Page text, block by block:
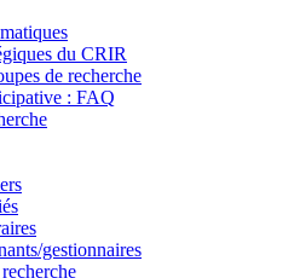
du CRIR
de recherche
: FAQ
gestionnaires